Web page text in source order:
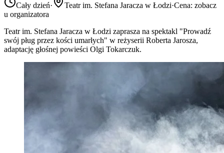
Cały dzień· Teatr im. Stefana Jaracza w Łodzi·Cena: zobacz
u organizatora
Teatr im. Stefana Jaracza w Łodzi zaprasza na spektakl "Prowadź
swój pług przez kości umarłych" w reżyserii Roberta Jarosza,
adaptację głośnej powieści Olgi Tokarczuk.